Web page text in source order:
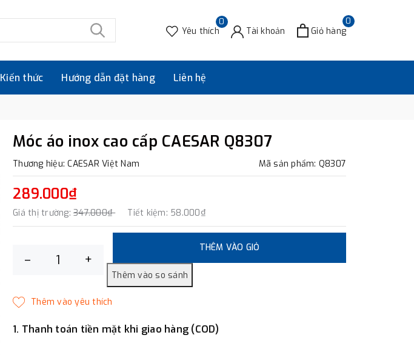
0
Yêu thích Tài khoản
0
Giỏ hàng
Kiến thức Hướng dẫn đặt hàng Liên hệ
Móc áo inox cao cấp CAESAR Q8307
Thương hiệu: CAESAR Việt Nam Mã sản phẩm: Q8307
289.000₫
Giá thị trường: 347.000₫ Tiết kiệm: 58.000₫
– +
THÊM VÀO GIỎ
1. Thanh toán tiền mặt khi giao hàng (COD)